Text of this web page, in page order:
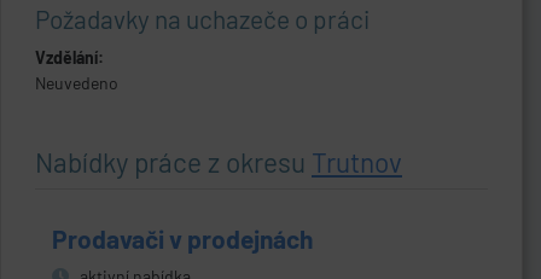
Požadavky na uchazeče o práci
Vzdělání:
Neuvedeno
Nabídky práce z okresu Trutnov
Prodavači v prodejnách